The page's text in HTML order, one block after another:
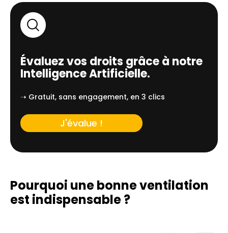
Évaluez vos droits grâce à notre
Intelligence Artificielle.
➝ Gratuit, sans engagement, en 3 clics
J'évalue !
Pourquoi une bonne ventilation
est indispensable ?